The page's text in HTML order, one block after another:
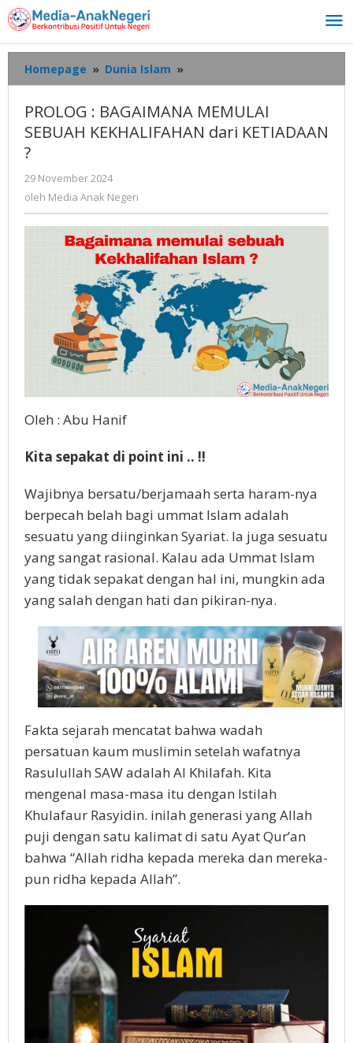
Lewati
ke
konten
Homepage » Dunia Islam »
:
MEMULAI
SEBUAH
PROLOG : BAGAIMANA MEMULAI
SEBUAH KEKHALIFAHAN dari KETIADAAN
?
29 November 2024
Media
Anak
oleh Media Anak Negeri
Oleh : Abu Hanif
Kita sepakat di point ini .. !!
Wajibnya bersatu/berjamaah serta haram-nya
berpecah belah bagi ummat Islam adalah
sesuatu yang diinginkan Syariat. Ia juga sesuatu
yang sangat rasional. Kalau ada Ummat Islam
yang tidak sepakat dengan hal ini, mungkin ada
yang salah dengan hati dan pikiran-nya.
Fakta sejarah mencatat bahwa wadah
persatuan kaum muslimin setelah wafatnya
Rasulullah SAW adalah Al Khilafah. Kita
mengenal masa-masa itu dengan Istilah
Khulafaur Rasyidin. inilah generasi yang Allah
puji dengan satu kalimat di satu Ayat Qur’an
bahwa “Allah ridha kepada mereka dan mereka-
pun ridha kepada Allah”.